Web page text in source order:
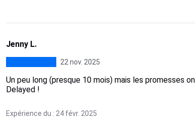
Jenny L.
22 nov. 2025
Un peu long (presque 10 mois) mais les promesses
Delayed !
Expérience du : 24 févr. 2025